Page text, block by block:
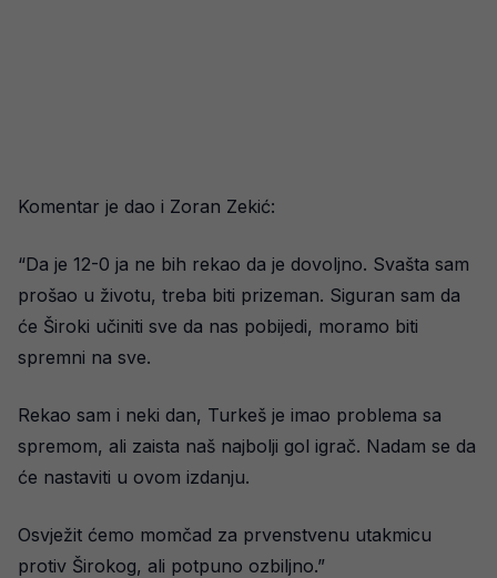
Komentar je dao i Zoran Zekić:
“Da je 12-0 ja ne bih rekao da je dovoljno. Svašta sam
prošao u životu, treba biti prizeman. Siguran sam da
će Široki učiniti sve da nas pobijedi, moramo biti
spremni na sve.
Rekao sam i neki dan, Turkeš je imao problema sa
spremom, ali zaista naš najbolji gol igrač. Nadam se da
će nastaviti u ovom izdanju.
Osvježit ćemo momčad za prvenstvenu utakmicu
protiv Širokog, ali potpuno ozbiljno.”